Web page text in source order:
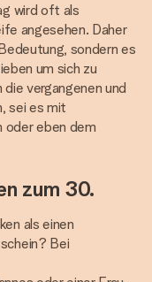
wird oft als
angesehen. Daher
sondern es
um sich zu
vergangenen und
sei es mit
oder eben dem
zum 30.
als einen
Bei